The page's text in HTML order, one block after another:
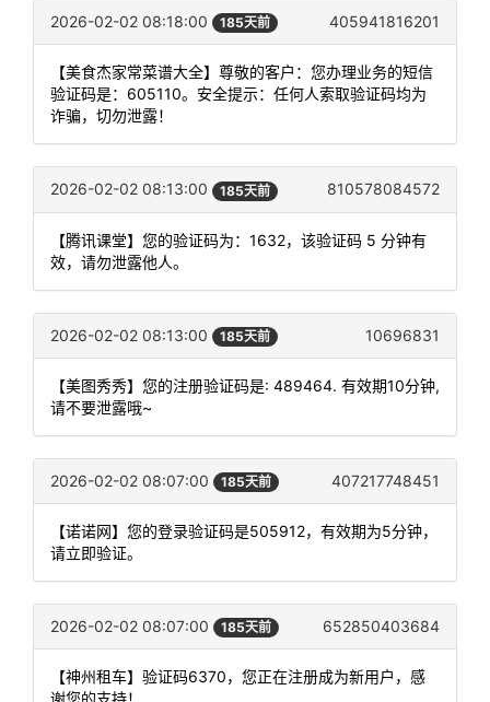
2026-02-02 08:18:00 185天前 405941816201
【美食杰家常菜谱大全】尊敬的客户：您办理业务的短信
验证码是：605110。安全提示：任何人索取验证码均为
诈骗，切勿泄露！
2026-02-02 08:13:00 185天前 810578084572
【腾讯课堂】您的验证码为：1632，该验证码 5 分钟有
效，请勿泄露他人。
2026-02-02 08:13:00 185天前 10696831
【美图秀秀】您的注册验证码是: 489464. 有效期10分钟,
请不要泄露哦~
2026-02-02 08:07:00 185天前 407217748451
【诺诺网】您的登录验证码是505912，有效期为5分钟，
请立即验证。
2026-02-02 08:07:00 185天前 652850403684
【神州租车】验证码6370，您正在注册成为新用户，感